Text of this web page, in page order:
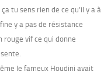
tu sens rien de ce qu’il y a à
y a pas de résistance
rouge vif ce qui donne
le fameux Houdini avait